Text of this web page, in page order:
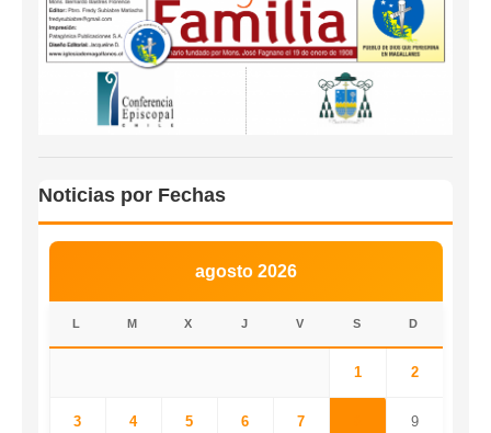
Noticias por Fechas
agosto 2026
L M X J V S D
1 2
3 4 5 6 7 9